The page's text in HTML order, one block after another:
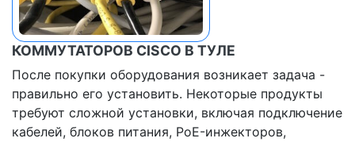
КОММУТАТОРОВ CISCO В ТУЛЕ
После покупки оборудования возникает задача -
правильно его установить. Некоторые продукты
требуют сложной установки, включая подключение
кабелей, блоков питания, PoE-инжекторов,